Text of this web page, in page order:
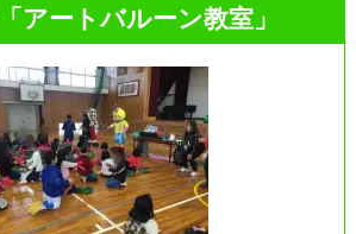
アートバルーン教室」